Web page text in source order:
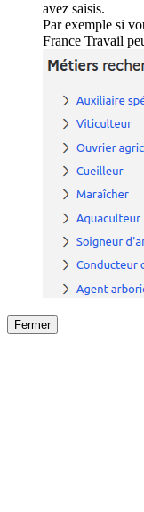
avez saisis.
Par exemple si
France Travail
Fermer